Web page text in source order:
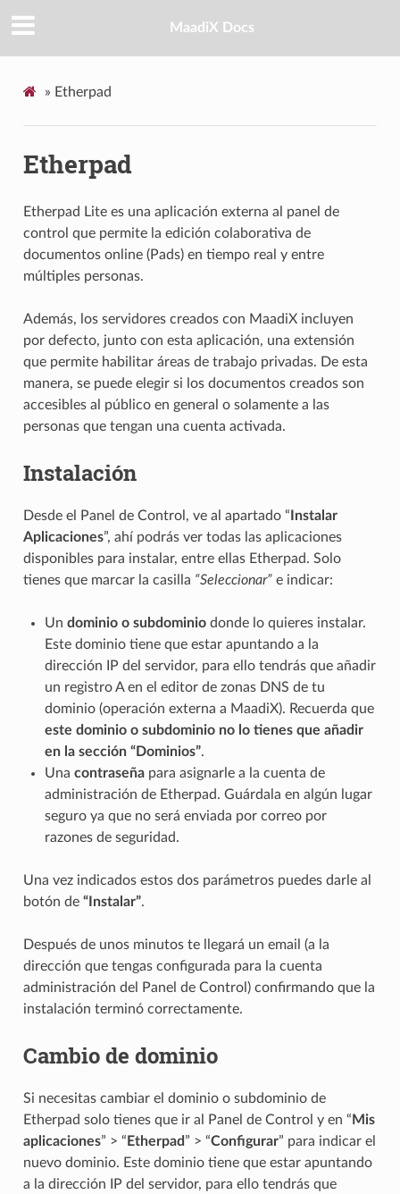
MaadiX Docs
» Etherpad
Etherpad
Etherpad Lite es una aplicación externa al panel de
control que permite la edición colaborativa de
documentos online (Pads) en tiempo real y entre
múltiples personas.
Además, los servidores creados con MaadiX incluyen
por defecto, junto con esta aplicación, una extensión
que permite habilitar áreas de trabajo privadas. De esta
manera, se puede elegir si los documentos creados son
accesibles al público en general o solamente a las
personas que tengan una cuenta activada.
Instalación
Desde el Panel de Control, ve al apartado “ Instalar
Aplicaciones”, ahí podrás ver todas las aplicaciones
disponibles para instalar, entre ellas Etherpad. Solo
tienes que marcar la casilla “Seleccionar”e indicar:
Un dominio o subdominiodonde lo quieres instalar.
Este dominio tiene que estar apuntando a la
dirección IP del servidor, para ello tendrás que añadir
un registro A en el editor de zonas DNS de tu
dominio (operación externa a MaadiX). Recuerda que
este dominio o subdominio no lo tienes que añadir
en la sección “Dominios”.
Una contraseñapara asignarle a la cuenta de
administración de Etherpad. Guárdala en algún lugar
seguro ya que no será enviada por correo por
razones de seguridad.
Una vez indicados estos dos parámetros puedes darle al
botón de “Instalar”.
Después de unos minutos te llegará un email (a la
dirección que tengas configurada para la cuenta
administración del Panel de Control) confirmando que la
instalación terminó correctamente.
Cambio de dominio
Si necesitas cambiar el dominio o subdominio de
Etherpad solo tienes que ir al Panel de Control y en “ Mis
aplicaciones” > “ Etherpad ” > “Configurar” para indicar el
nuevo dominio. Este dominio tiene que estar apuntando
a la dirección IP del servidor, para ello tendrás que